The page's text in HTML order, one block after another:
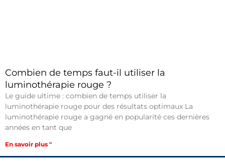
Combien de temps faut-il utiliser la
luminothérapie rouge ?
Le guide ultime : combien de temps utiliser la
luminothérapie rouge pour des résultats optimaux La
luminothérapie rouge a gagné en popularité ces dernières
années en tant que
En savoir plus "